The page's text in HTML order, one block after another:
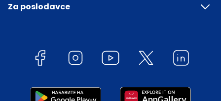
Za poslodavce